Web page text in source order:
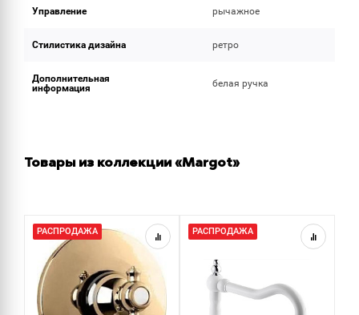
Управление рычажное
Стилистика дизайна ретро
Дополнительная
информация
белая ручка
Товары из коллекции «Margot»
РАСПРОДАЖА РАСПРОДАЖА